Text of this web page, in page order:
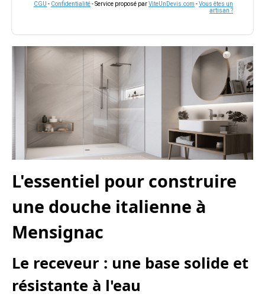
CGU - Confidentialité- Service proposé parViteUnDevis.com -Vous êtes un
artisan ?
L'essentiel pour construire
une douche italienne à
Mensignac
Le receveur : une base solide et
résistante à l'eau